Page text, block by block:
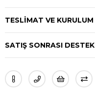
TESLIMAT VE KURULUM
SATIŞ SONRASI DESTEK